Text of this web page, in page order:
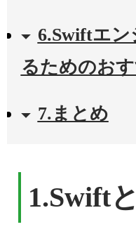
6.Swiftエ
るためのお
7.まとめ
1.Swift